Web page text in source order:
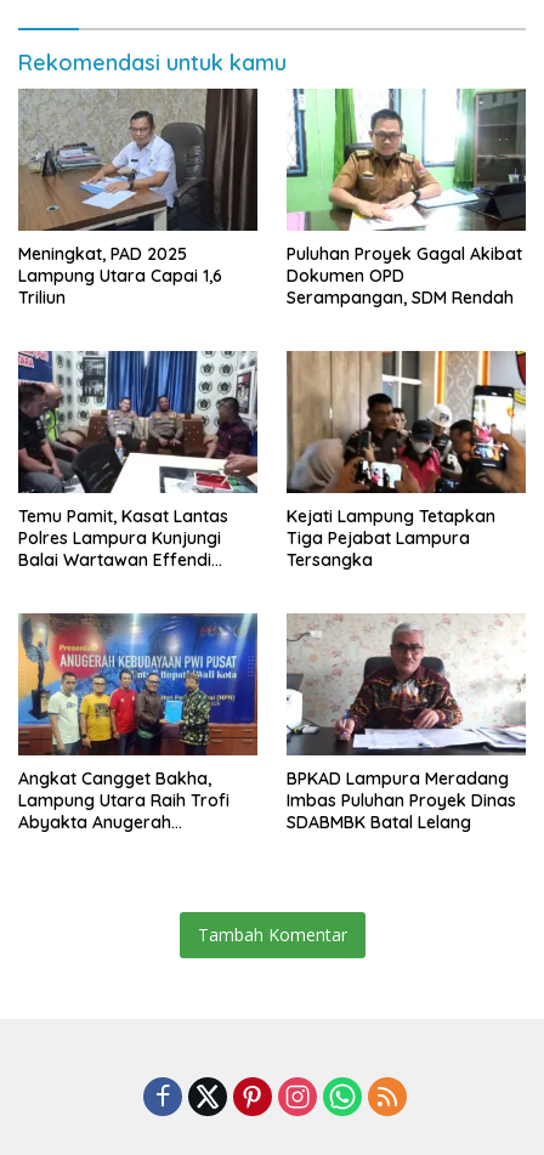
Rekomendasi untuk kamu
Meningkat, PAD 2025
Lampung Utara Capai 1,6
Triliun
Puluhan Proyek Gagal Akibat
Dokumen OPD
Serampangan, SDM Rendah
Temu Pamit, Kasat Lantas
Polres Lampura Kunjungi
Balai Wartawan Effendi
Kejati Lampung Tetapkan
Tiga Pejabat Lampura
Tersangka
Angkat Cangget Bakha,
Lampung Utara Raih Trofi
Abyakta Anugerah
BPKAD Lampura Meradang
Imbas Puluhan Proyek Dinas
SDABMBK Batal Lelang
Tambah Komentar